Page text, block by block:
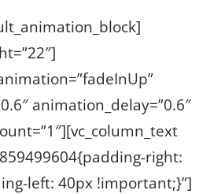
animation_delay=”0.6″
right:
left: 40px !important;}”]